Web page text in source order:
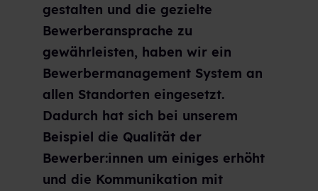
gestalten und die gezielte
Bewerberansprache zu
gewährleisten, haben wir ein
Bewerbermanagement System an
allen Standorten eingesetzt.
Dadurch hat sich bei unserem
Beispiel die Qualität der
Bewerber:innen um einiges erhöht
und die Kommunikation mit